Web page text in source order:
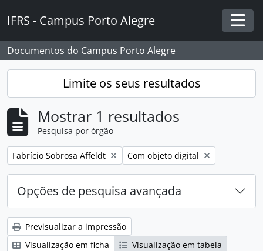
IFRS - Campus Porto Alegre
Documentos do Campus Porto Alegre
Limite os seus resultados
Mostrar 1 resultados
Pesquisa por órgão
Remover filtro:
Fabrício Sobrosa Affeldt Remover filtro:
Com objeto digital
Opções de pesquisa avançada
Previsualizar a impressão
Visualização em ficha
Visualização em tabela